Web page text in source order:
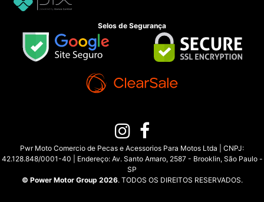
Selos de Segurança
Pwr Moto Comercio de Pecas e Acessorios Para Motos Ltda | CNPJ:
42.128.848/0001-40 | Endereço: Av. Santo Amaro, 2587 - Brooklin, São Paulo -
SP
© Power Motor Group 2026. TODOS OS DIREITOS RESERVADOS.